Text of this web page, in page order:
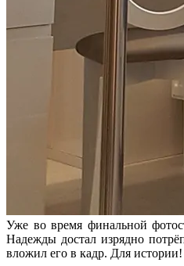
Уже во время финальной
Надежды достал изрядно
вложил его в кадр. Для истории!